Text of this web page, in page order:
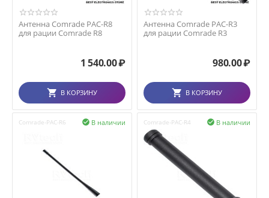
Антенна Comrade PAC-R8
для рации Comrade R8
1 540.00₽
В КОРЗИНУ
Антенна Comrade PAC-R3
для рации Comrade R3
980.00₽
В КОРЗИНУ
Comrade-PAC-R6 В наличии
 Comrade-PAC-R4 В наличии
